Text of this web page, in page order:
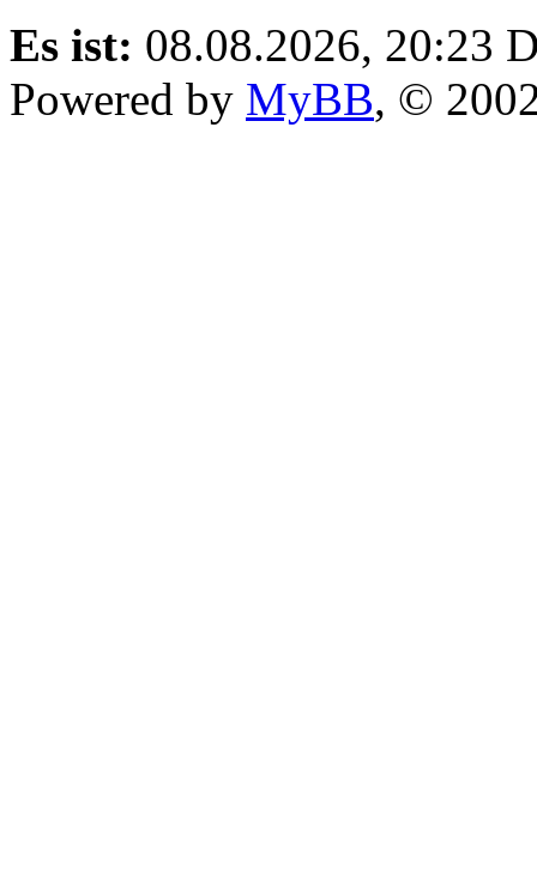
Es ist: 08.08.2026, 20:23
Powered by MyBB, ©